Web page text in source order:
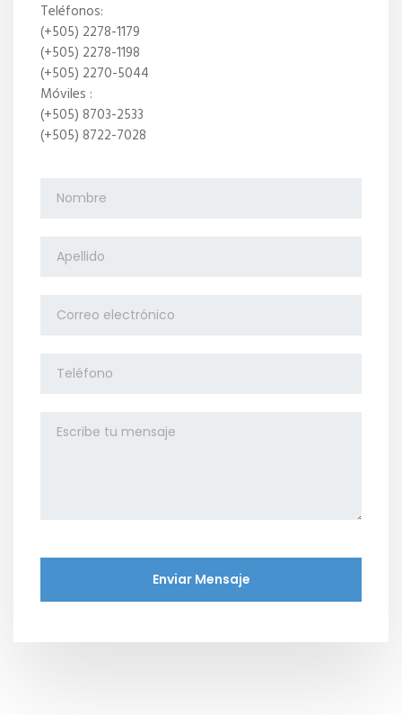
Teléfonos:
(+505) 2278-1179
(+505) 2278-1198
(+505) 2270-5044
Móviles :
(+505) 8703-2533
(+505) 8722-7028